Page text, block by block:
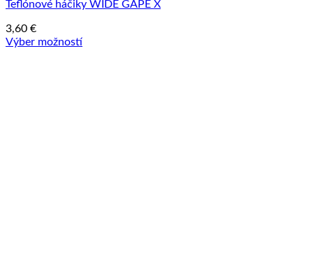
Teflónové háčiky WIDE GAPE X
3,60 €
Výber možností